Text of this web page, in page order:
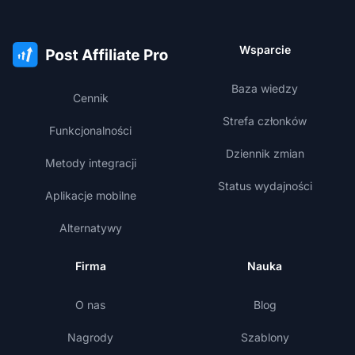
Cennik
Funkcjonalności
Metody integracji
Aplikacje mobilne
Alternatywy
Wsparcie
Baza wiedzy
Strefa członków
Dziennik zmian
Status wydajności
Firma
O nas
Nagrody
Nauka
Blog
Szablony